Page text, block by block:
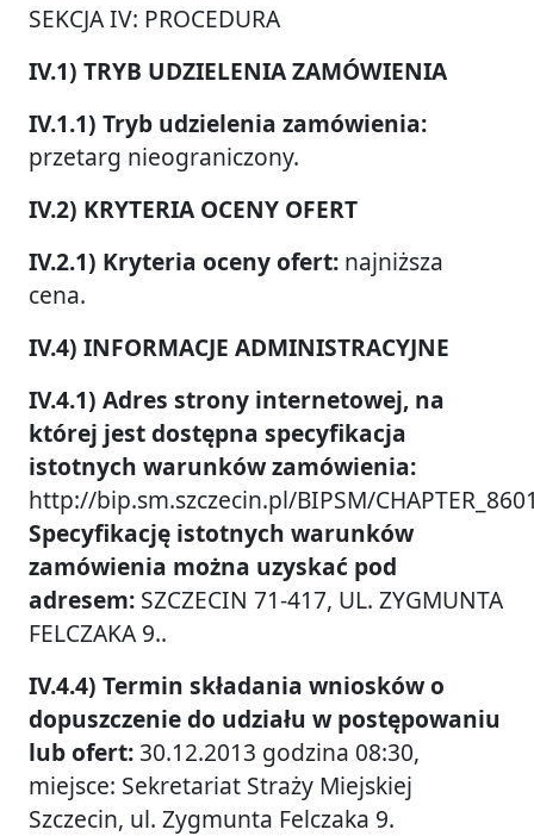
SEKCJA IV: PROCEDURA
IV.1) TRYB UDZIELENIA ZAMÓWIENIA
IV.1.1) Tryb udzielenia zamówienia:
przetarg nieograniczony.
IV.2) KRYTERIA OCENY OFERT
IV.2.1) Kryteria oceny ofert: najniższa
cena.
IV.4) INFORMACJE ADMINISTRACYJNE
IV.4.1) Adres strony internetowej, na
której jest dostępna specyfikacja
istotnych warunków zamówienia:
http://bip.sm.szczecin.pl/BIPSM/
Specyfikację istotnych warunków
zamówienia można uzyskać pod
adresem: SZCZECIN 71-417, UL. ZYGMUNTA
FELCZAKA 9..
IV.4.4) Termin składania wniosków o
dopuszczenie do udziału w postępowaniu
lub ofert:30.12.2013 godzina 08:30,
miejsce: Sekretariat Straży Miejskiej
Szczecin, ul. Zygmunta Felczaka 9.